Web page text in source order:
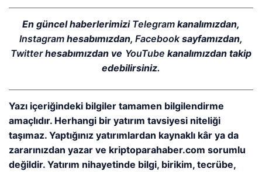
En güncel haberlerimizi Telegram kanalımızdan,
Instagramhesabımızdan, Facebooksayfamızdan,
Twitterhesabımızdan ve YouTube kanalımızdan takip
edebilirsiniz.
Yazı içeriğindeki bilgiler tamamen bilgilendirme
amaçlıdır. Herhangi bir yatırım tavsiyesi niteliği
taşımaz. Yaptığınız yatırımlardan kaynaklı kâr ya da
zararınızdan yazar ve kriptoparahaber.com sorumlu
değildir. Yatırım nihayetinde bilgi, birikim, tecrübe,